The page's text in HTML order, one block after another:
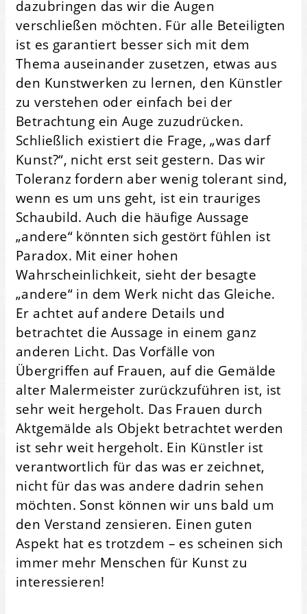
dazubringen das wir die Augen
verschließen möchten. Für alle Beteiligten
ist es garantiert besser sich mit dem
Thema auseinander zusetzen, etwas aus
den Kunstwerken zu lernen, den Künstler
zu verstehen oder einfach bei der
Betrachtung ein Auge zuzudrücken.
Schließlich existiert die Frage, „was darf
Kunst?“, nicht erst seit gestern. Das wir
Toleranz fordern aber wenig tolerant sind,
wenn es um uns geht, ist ein trauriges
Schaubild. Auch die häufige Aussage
„andere“ könnten sich gestört fühlen ist
Paradox. Mit einer hohen
Wahrscheinlichkeit, sieht der besagte
„andere“ in dem Werk nicht das Gleiche.
Er achtet auf andere Details und
betrachtet die Aussage in einem ganz
anderen Licht. Das Vorfälle von
Übergriffen auf Frauen, auf die Gemälde
alter Malermeister zurückzuführen ist, ist
sehr weit hergeholt. Das Frauen durch
Aktgemälde als Objekt betrachtet werden
ist sehr weit hergeholt. Ein Künstler ist
verantwortlich für das was er zeichnet,
nicht für das was andere dadrin sehen
möchten. Sonst können wir uns bald um
den Verstand zensieren. Einen guten
Aspekt hat es trotzdem – es scheinen sich
immer mehr Menschen für Kunst zu
interessieren!